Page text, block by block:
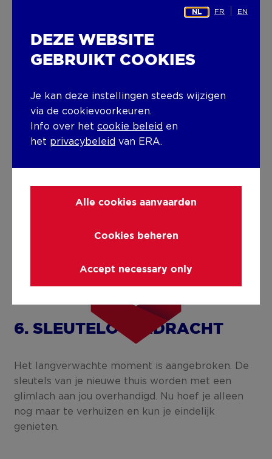
5. BETALINGEN,
PLAATSBESCHRIJVING EN
BRANDVERZEKERING
helpen we je om alle financiële zaken, de
plaatsbeschrijving en de brandverzekering in
makelaar is er om je door dit proces te loodsen,
6. SLEUTELOVERDRACHT
Het langverwachte moment is aangebroken. De
sleutels van je nieuwe thuis worden met een
glimlach aan jou overhandigd. Nu hoef je alleen
nog maar te verhuizen en kun je eindelijk
genieten.
NL FR EN
DEZE WEBSITE
GEBRUIKT COOKIES
Je kan deze instellingen steeds wijzigen
via de cookievoorkeuren.
Info over het cookie beleid en
het privacybeleid van ERA.
Alle cookies aanvaarden
Cookies beheren
Accept necessary only